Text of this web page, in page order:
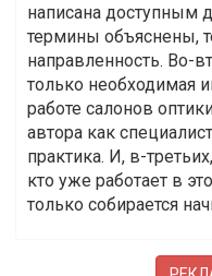
написана доступным
термины объяснены,
направленность. Во-
только необходимая
работе салонов
автора как
практика. И, в-
кто уже работает в
только собирается